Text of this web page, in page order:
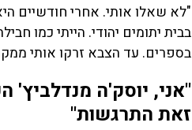
"לא שאלו אותי. אחרי חודשיים
בבית יתומים יהודי. הייתי כמו
בספרים. עד הצבא זרקו אותי
"אני, יוסק'ה מנדלביץ'
זאת התרגשות"